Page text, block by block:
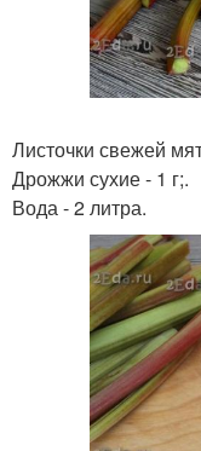
Листочки свежей
Дрожжи сухие - 1 г;.
Вода - 2 литра.